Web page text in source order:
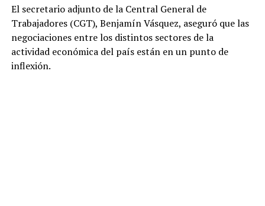
El secretario adjunto de la Central General de
Trabajadores (CGT), Benjamín Vásquez, aseguró que las
negociaciones entre los distintos sectores de la
actividad económica del país están en un punto de
inflexión.